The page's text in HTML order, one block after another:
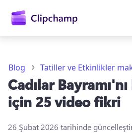
Blog Tatiller ve Etkinlikler
Cadılar
için 25 video fikri
26 Şubat 2026 tarihinde